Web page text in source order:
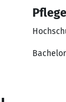
Pflege